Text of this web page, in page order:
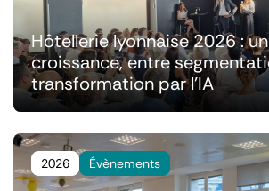
Hôtellerie lyonnaise 2026 :
croissance, entre
transformation par l'IA
2026 Évènements